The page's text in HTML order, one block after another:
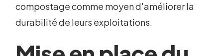
compostage comme moyen d'améliorer la
durabilité de leurs exploitations.